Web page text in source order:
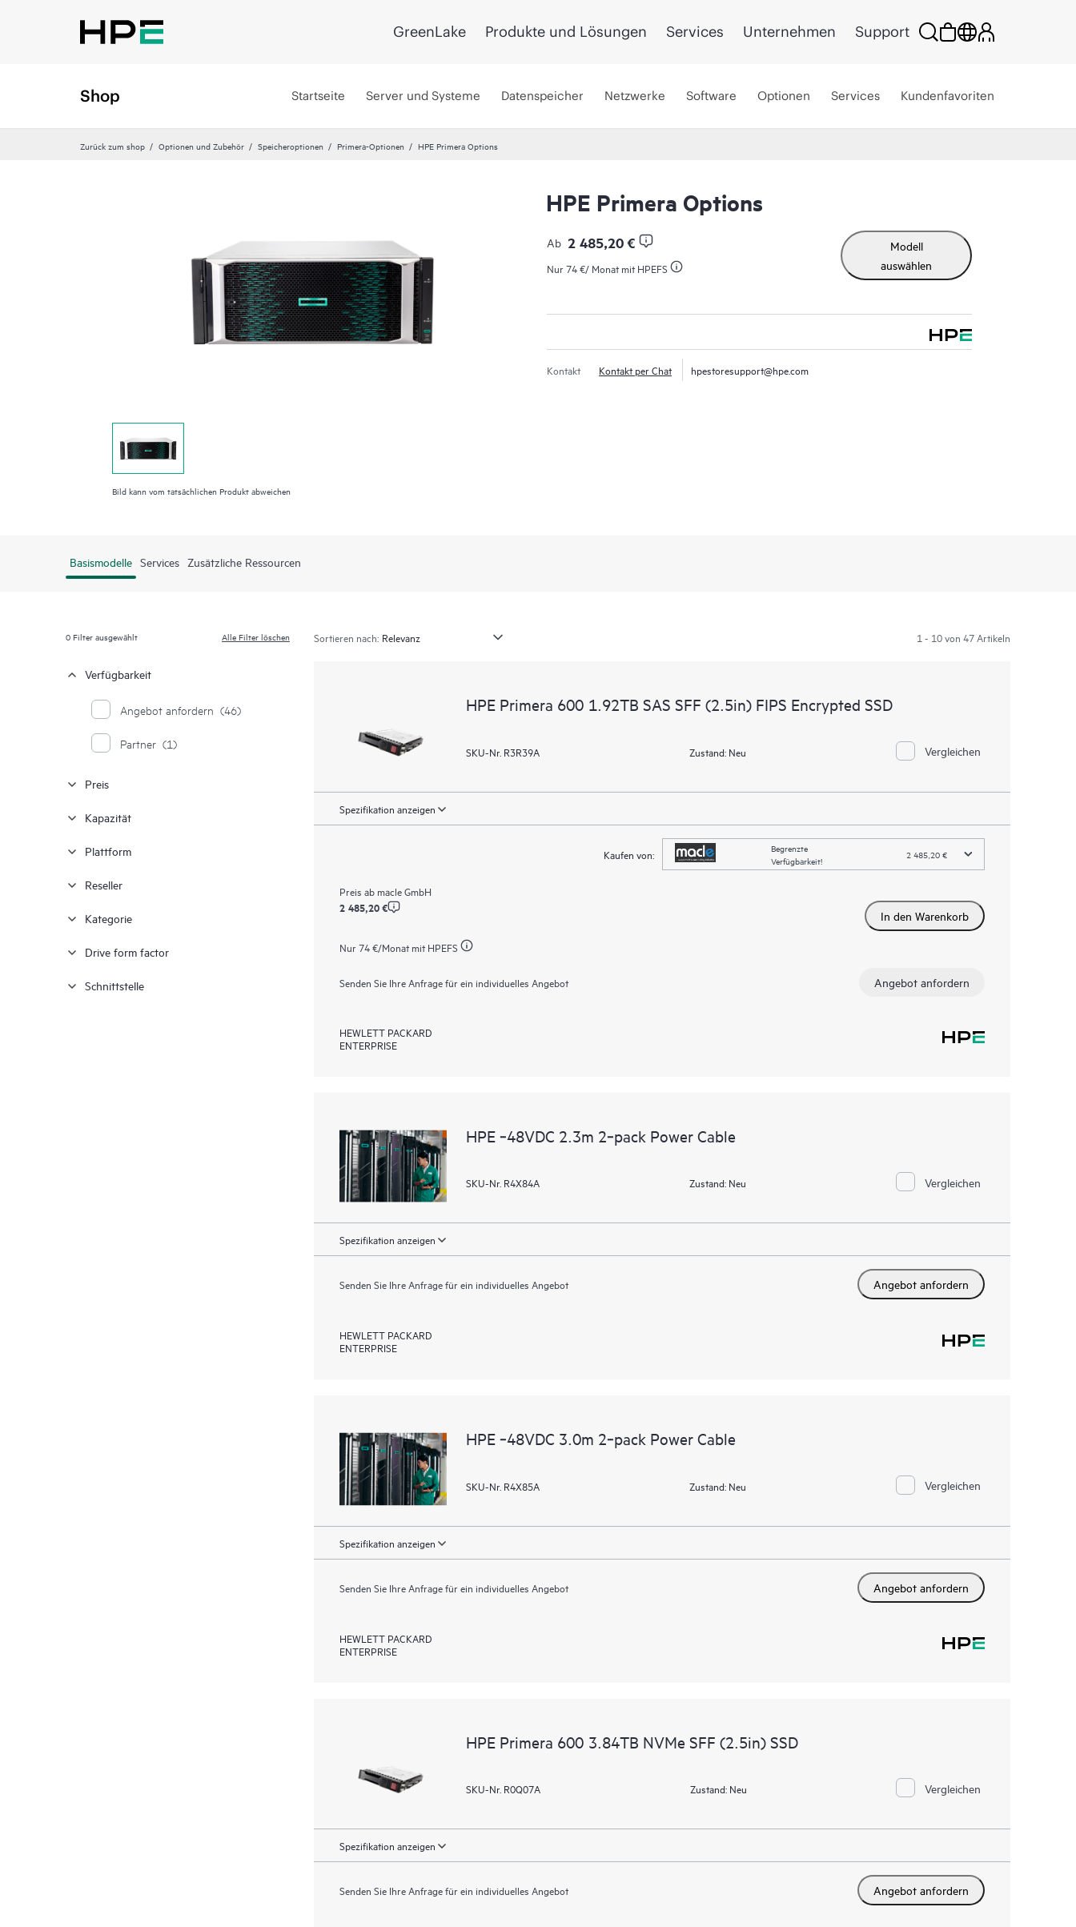
GreenLake Produkte und Lösungen Services Unternehmen Support
Shop Startseite Server und Systeme Datenspeicher Netzwerke Software Optionen Services Kundenfavoriten
Zurück zum shop Optionen und Zubehör Speicheroptionen Primera-Optionen HPE Primera Options
Bild kann vom tatsächlichen Produkt abweichen
HPE Primera Options
Ab 2 485,20 €
Nur 74 €/ Monat mit HPEFS
Modell
auswählen
Kontakt Kontakt per Chat hpestoresupport@hpe.com
Basismodelle Services Zusätzliche Ressourcen
0Filter ausgewählt Alle Filter löschen
Verfügbarkeit
Angebot anfordern (46)
Partner (1)
Preis
Kapazität
Plattform
Reseller
Kategorie
Drive form factor
Schnittstelle
Sortieren nach: 1 - 10 von 47 Artikeln
HPE Primera 600 1.92TB SAS SFF (2.5in) FIPS Encrypted SSD
SKU-Nr. R3R39A Zustand: Neu Vergleichen
Spezifikation anzeigen
Kaufen von:
Begrenzte
Verfügbarkeit!
2 485,20 €
Preis ab macle GmbH
2 485,20 €
Nur 74 €/Monat mit HPEFS
In den Warenkorb
Senden Sie Ihre Anfrage für ein individuelles Angebot Angebot anfordern
HEWLETT PACKARD
ENTERPRISE
HPE ‑48VDC 2.3m 2‑pack Power Cable
SKU-Nr. R4X84A Zustand: Neu Vergleichen
Spezifikation anzeigen
Senden Sie Ihre Anfrage für ein individuelles Angebot Angebot anfordern
HEWLETT PACKARD
ENTERPRISE
HPE ‑48VDC 3.0m 2‑pack Power Cable
SKU-Nr. R4X85A Zustand: Neu Vergleichen
Spezifikation anzeigen
Senden Sie Ihre Anfrage für ein individuelles Angebot Angebot anfordern
HEWLETT PACKARD
ENTERPRISE
HPE Primera 600 3.84TB NVMe SFF (2.5in) SSD
SKU-Nr. R0Q07A Zustand:Neu Vergleichen
Spezifikation anzeigen
Senden Sie Ihre Anfrage für ein individuelles Angebot Angebot anfordern